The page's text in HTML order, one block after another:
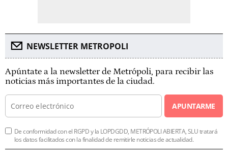
NEWSLETTER METROPOLI
Apúntate a la newsletter de Metrópoli, para recibir las
noticias más importantes de la ciudad.
APUNTARME
De conformidad con el RGPD y la LOPDGDD, METRÓPOLI ABIERTA, SLU tratará
los datos facilitados con la finalidad de remitirle noticias de actualidad.